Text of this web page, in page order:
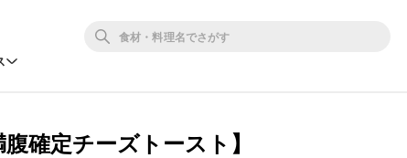
確定チーズトースト】